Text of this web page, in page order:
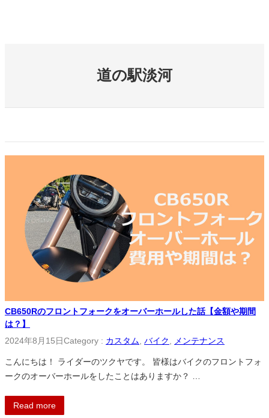
道の駅淡河
CB650Rのフロントフォークをオーバーホールした話【金額や期間
は？】
2024年8月15日Category : カスタム バイク メンテナンス
こんにちは！ ライダーのツクヤです。 皆様はバイクのフロントフォ
ークのオーバーホールをしたことはありますか？ …
Read more